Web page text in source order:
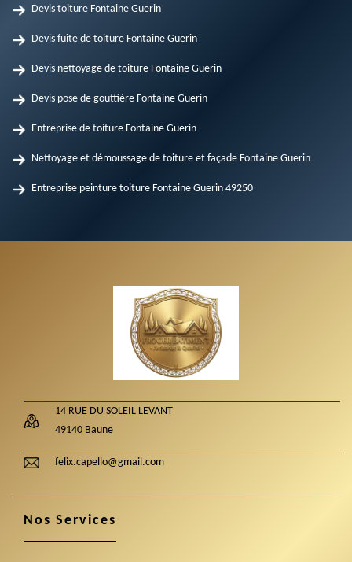
Devis toiture Fontaine Guerin
Devis fuite de toiture Fontaine Guerin
Devis nettoyage de toiture Fontaine Guerin
Devis pose de gouttière Fontaine Guerin
Entreprise de toiture Fontaine Guerin
Nettoyage et démoussage de toiture et façade Fontaine Guerin
Entreprise peinture toiture Fontaine Guerin 49250
14 RUE DU SOLEIL LEVANT
49140 Baune
felix.capello@gmail.com
Nos Services